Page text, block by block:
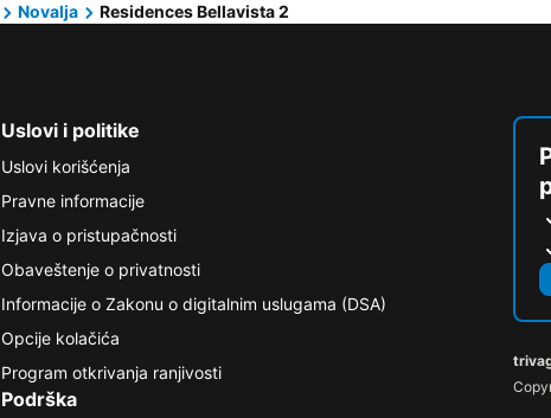
Novalja Residences Bellavista 2
Uslovi i politike
Uslovi korišćenja
Pravne informacije
Izjava o pristupačnosti
Obaveštenje o privatnosti
Informacije o Zakonu o digitalnim uslugama (DSA)
Opcije kolačića
Program otkrivanja ranjivosti
Podrška